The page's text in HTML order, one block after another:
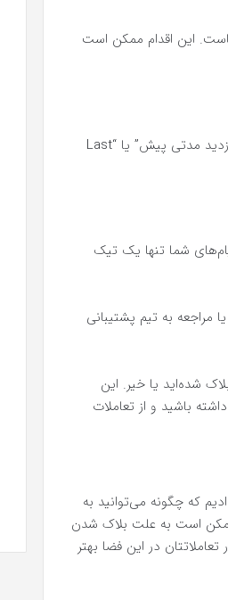
این اقدام ممکن است
تغییرات در زمان آخرین بازدید نیز نشانگر بلاک شدن در ایتا می‌شود. اگر وضعیت “آخرین بازدید مدتی پیش” یا “Last
شما تنها یک تیک
مراجعه به تیم پشتیبانی
شده‌اید یا خیر. این
باشید و از تعاملات
که چگونه می‌توانید به
ممکن است به علت بلاک شدن
در این فضا بهتر